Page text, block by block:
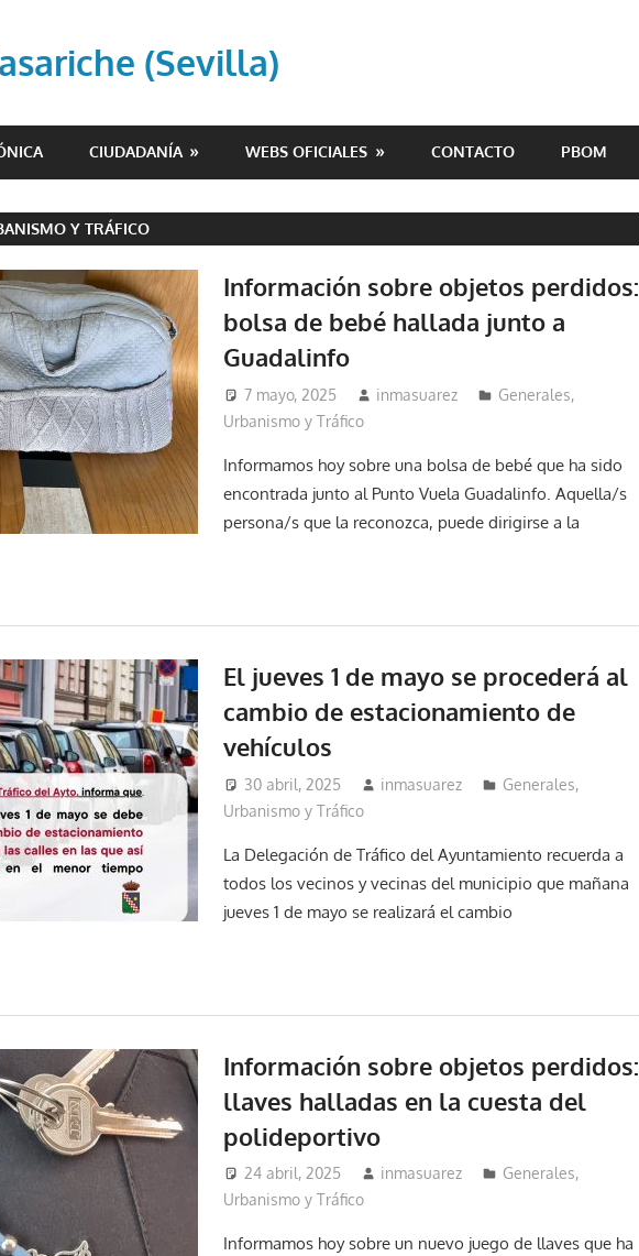
(Sevilla)
CIUDADANÍA WEBS OFICIALES CONTACTO PBOM
Y TRÁFICO
Información sobre objetos perdidos:
bolsa de bebé hallada junto a
Guadalinfo
7 mayo, 2025 inmasuarez Generales,
Urbanismo y Tráfico
Informamos hoy sobre una bolsa de bebé que ha sido
encontrada junto al Punto Vuela Guadalinfo. Aquella/s
persona/s que la reconozca, puede dirigirse a la
El jueves 1 de mayo se procederá al
cambio de estacionamiento de
vehículos
30 abril, 2025 inmasuarez Generales,
Urbanismo y Tráfico
La Delegación de Tráfico del Ayuntamiento recuerda a
todos los vecinos y vecinas del municipio que mañana
jueves 1 de mayo se realizará el cambio
Información sobre objetos perdidos:
llaves halladas en la cuesta del
polideportivo
24 abril, 2025 inmasuarez Generales,
Urbanismo y Tráfico
Informamos hoy sobre un nuevo juego de llaves que ha